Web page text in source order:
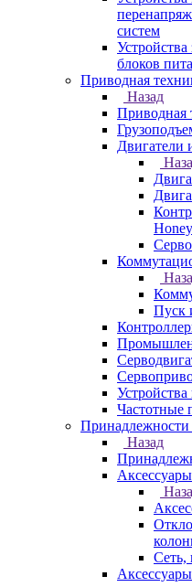
систем
блоков
Приводная
Назад
Приводная
Двигатели
Пуск
Частотные
Принадлежности
Назад
Сеть,